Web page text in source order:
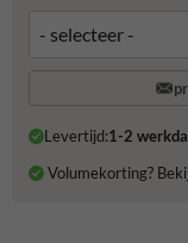
Levertijd:1-2
Volumekorting?